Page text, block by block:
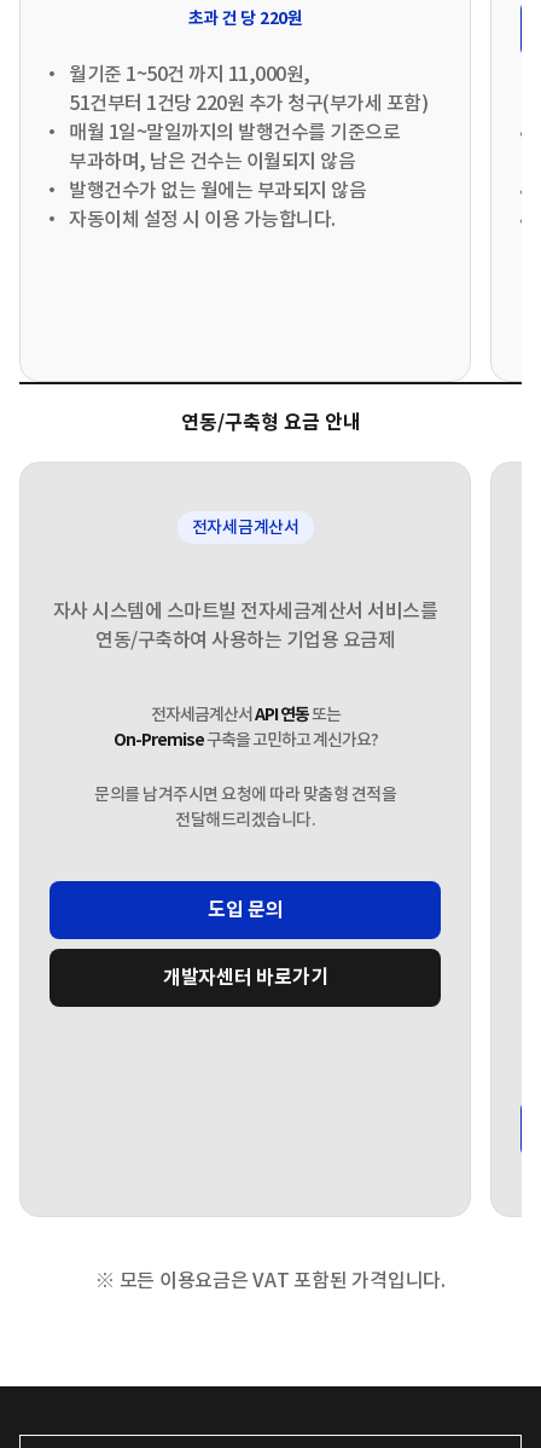
초과 건 당 220원
월기준 1~50건 까지 11,000원,
51건부터 1건당 220원 추가 청구(부가세 포함)
매월 1일~말일까지의 발행건수를 기준으로
부과하며, 남은 건수는 이월되지 않음
발행건수가 없는 월에는 부과되지 않음
자동이체 설정 시 이용 가능합니다.
연동/구축형 요금 안내
전자세금계산서
자사 시스템에 스마트빌 전자세금계산서 서비스를
연동/구축하여 사용하는 기업용 요금제
전자세금계산서API 연동또는
On-Premise구축을 고민하고 계신가요?
문의를 남겨주시면 요청에 따라 맞춤형 견적을
전달해드리겠습니다.
도입 문의
개발자센터 바로가기
※ 모든 이용요금은 VAT 포함된 가격입니다.